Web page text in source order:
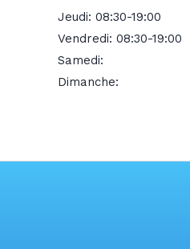
Jeudi: 08:30-19:00
Vendredi: 08:30-19:00
Samedi:
Dimanche: